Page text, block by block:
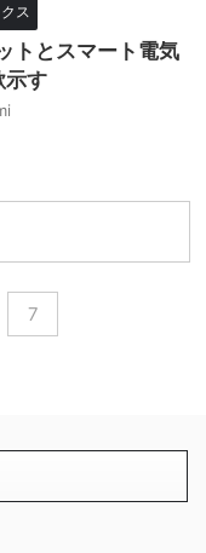
ス
トとスマート電気
示す
7